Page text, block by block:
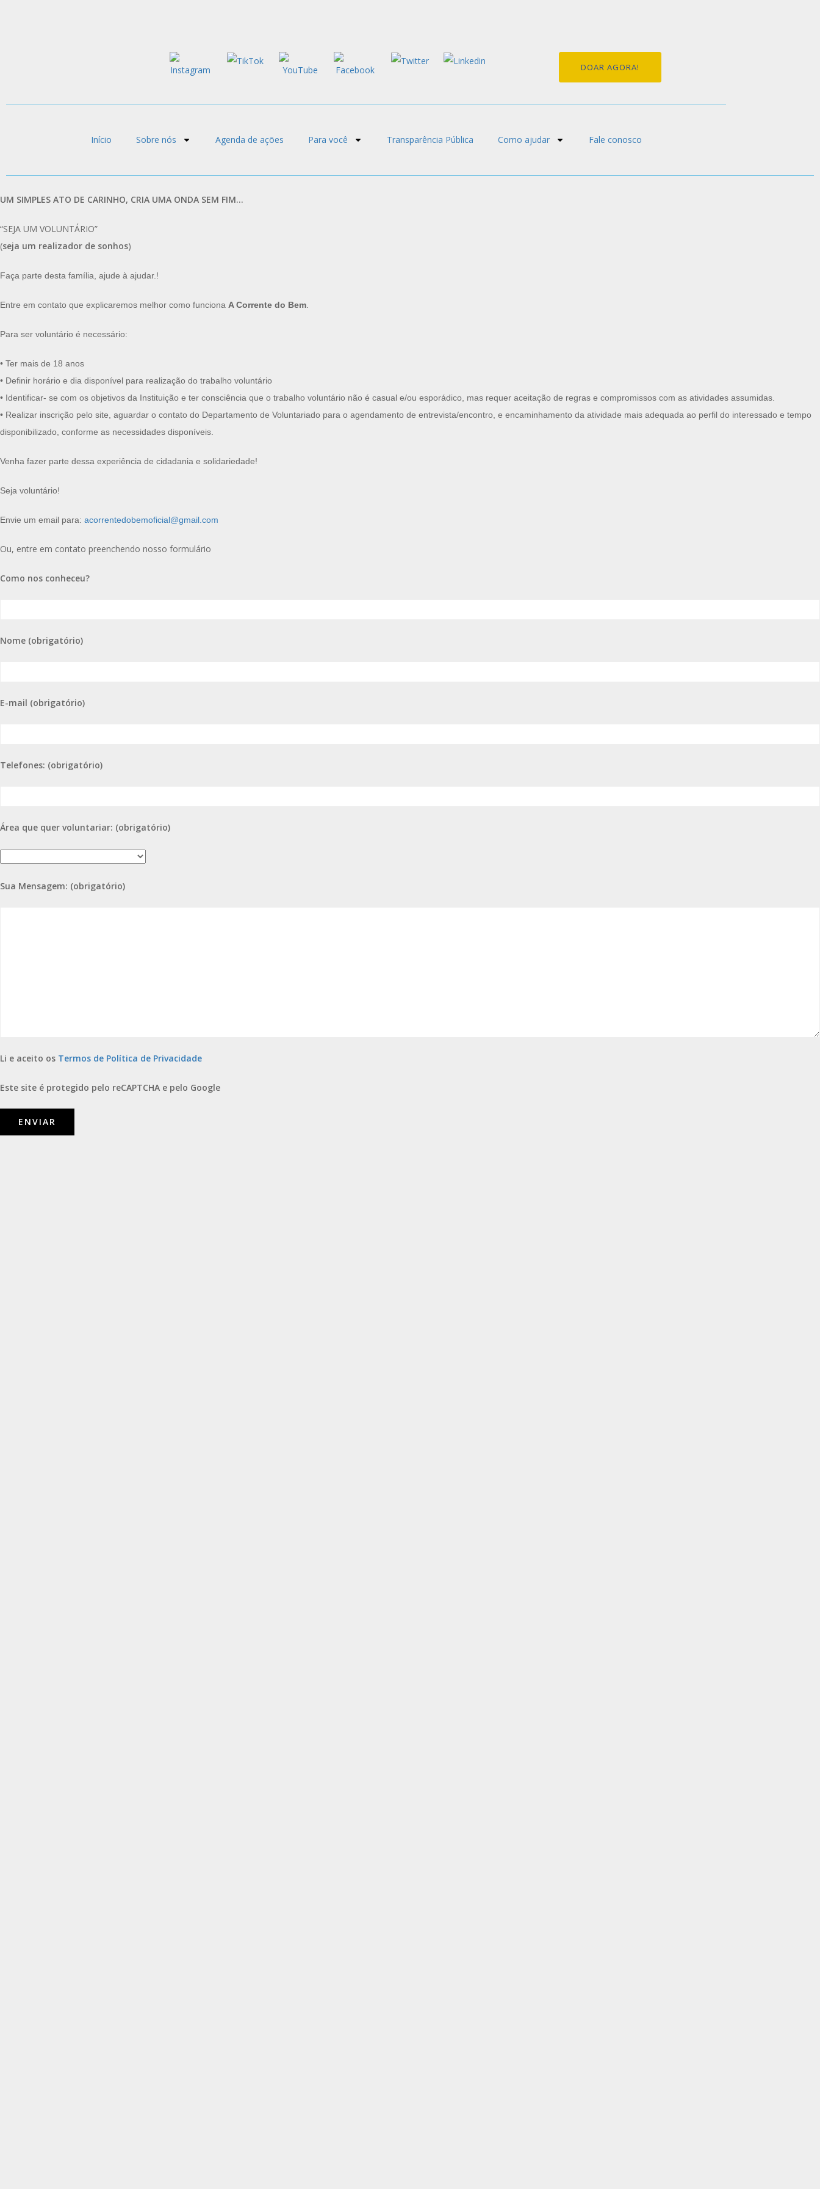
DOAR AGORA!
Início Sobre nós Agenda de ações Para você Transparência Pública Como ajudar Fale conosco
UM SIMPLES ATO DE CARINHO, CRIA UMA ONDA SEM FIM…
“SEJA UM VOLUNTÁRIO”
(seja um realizador de sonhos)
Faça parte desta família, ajude à ajudar.!
Entre em contato que explicaremos melhor como funciona A Corrente do Bem
Para ser voluntário é necessário:
• Ter mais de 18 anos
• Definir horário e dia disponível para realização do trabalho voluntário
• Identificar- se com os objetivos da Instituição e ter consciência que o trabalho voluntário não é casual e/ou esporádico, mas requer aceitação de regras e compromissos com as atividades assumidas.
• Realizar inscrição pelo site, aguardar o contato do Departamento de Voluntariado para o agendamento de entrevista/encontro, e encaminhamento da atividade mais adequada ao perfil do interessado e tempo
disponibilizado, conforme as necessidades disponíveis.
Venha fazer parte dessa experiência de cidadania e solidariedade!
Seja voluntário!
Envie um email para: acorrentedobemoficial@gmail.com
Ou, entre em contato preenchendo nosso formulário
Como nos conheceu?
Nome (obrigatório)
E-mail (obrigatório)
Telefones: (obrigatório)
Área que quer voluntariar: (obrigatório)
Sua Mensagem: (obrigatório)
Li e aceito os Termos de Política de Privacidade
Este site é protegido pelo reCAPTCHA e pelo Google